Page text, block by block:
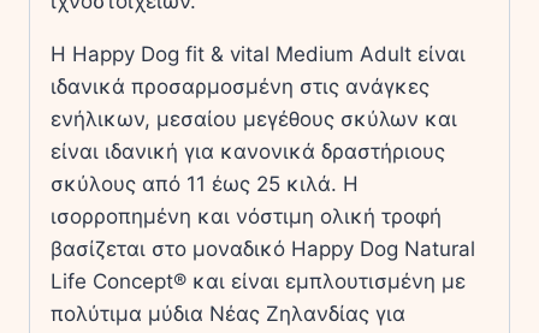
Η Happy Dog fit & vital Medium Adult είναι
ιδανικά προσαρμοσμένη στις ανάγκες
ενήλικων, μεσαίου μεγέθους σκύλων και
είναι ιδανική για κανονικά δραστήριους
σκύλους από 11 έως 25 κιλά. Η
ισορροπημένη και νόστιμη ολική τροφή
βασίζεται στο μοναδικό Happy Dog Natural
Life Concept® και είναι εμπλουτισμένη με
πολύτιμα μύδια Νέας Ζηλανδίας για